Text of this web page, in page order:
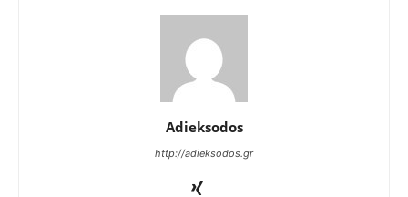
Adieksodos
http://adieksodos.gr